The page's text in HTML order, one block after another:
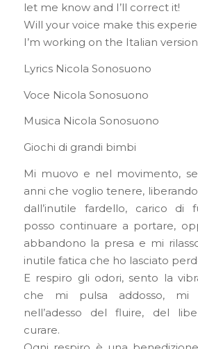
let me know and I’ll correct it!
Will your voice make this
I’m working on the Italian
Lyrics Nicola Sonosuono
Voce Nicola Sonosuono
Musica Nicola Sonosuono
Giochi di grandi bimbi
Mi muovo e nel movimento,
anni che voglio tenere,
dall’inutile fardello, carico di
posso continuare a portare,
abbandono la presa e mi
inutile fatica che ho lasciato
E respiro gli odori, sento la
che mi pulsa addosso, mi
nell’adesso del fluire, del
curare.